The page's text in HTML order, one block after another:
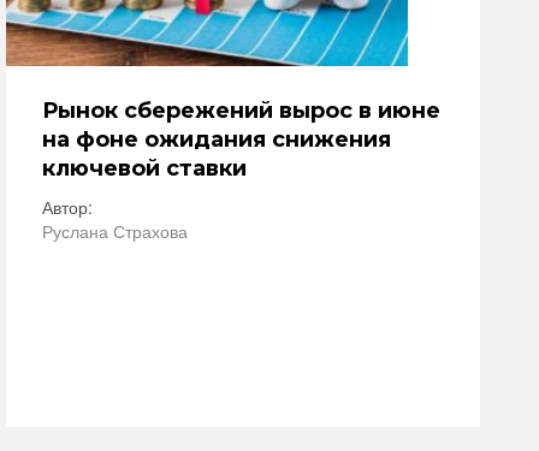
Рынок сбережений вырос в июне
на фоне ожидания снижения
ключевой ставки
Автор:
Руслана Страхова